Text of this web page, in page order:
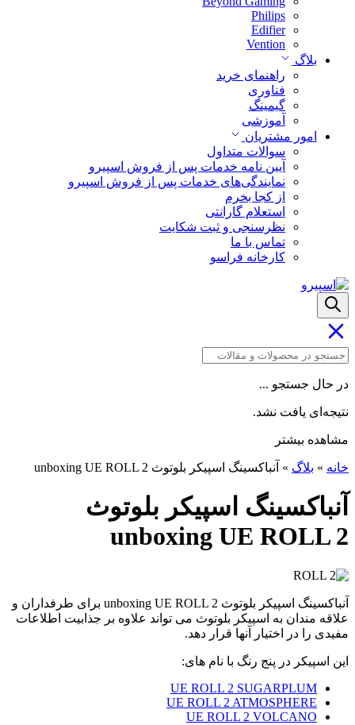
Philips
Edifier
Vention
بلاگ
راهنمای خرید
فناوری
گیمینگ
آموزشی
امور مشتریان
سوالات متداول
آیین نامه خدمات پس از فروش اسپیرو
نمایندگی‌های خدمات پس از فروش اسپیرو
از کجا بخرم
استعلام گارانتی
نظرسنجی و ثبت شکایت
تماس با ما
کارخانه فراسو
در حال جستجو ...
نتیجه‌ای یافت نشد.
مشاهده بیشتر
خانه » بلاگ » آنباکسینگ اسپیکر بلوتوث unboxing UE ROLL 2
آنباکسینگ اسپیکر بلوتوث
unboxing UE ROLL 2
آنباکسینگ اسپیکر بلوتوث unboxing UE ROLL 2 برای طرفداران و
علاقه مندان به اسپیکر بلوتوث می تواند علاوه بر جذابیت اطلاعات
مفیدی را در اختیار آنها قرار دهد.
این اسپیکر در پنج رنگ با نام های:
UE ROLL 2 SUGARPLUM
UE ROLL 2 ATMOSPHERE
UE ROLL 2 VOLCANO